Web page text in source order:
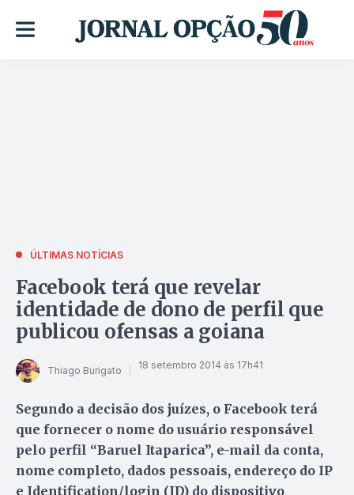
ÚLTIMAS NOTÍCIAS
Facebook terá que revelar
identidade de dono de perfil que
publicou ofensas a goiana
Thiago Burigato 18 setembro 2014 às 17h41
Segundo a decisão dos juízes, o Facebook terá
que fornecer o nome do usuário responsável
pelo perfil “Baruel Itaparica”, e-mail da conta,
nome completo, dados pessoais, endereço do IP
e Identification/login (ID) do dispositivo